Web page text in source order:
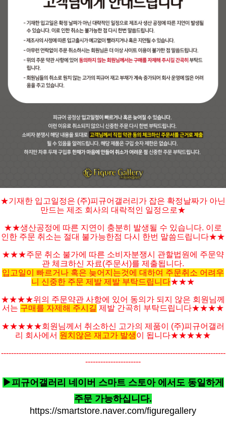
★기재한 입고일정은 (주)피규어갤러리가 잡은 확정날짜가 아닌
만드는 제조 회사의 대락적인 일정으로★
★★생산공정에 따른 지연이 충분히 발생될 수 있습니다. 이로
인한 주문 취소는 절대 불가능한점 다시 한번 말씀드립니다★★
★★★주문 취소 불가에 따른 소비자분쟁시 관할법원에 주문약
관 체크하신 자료(주문서)를 제출됩니다.
입고일이 빠르거나 혹은 늦어지는것에 대하여 주문취소 어려우
니 신중한 주문 제발 제발 부탁드립니다★★★
★★★★위의 주문약관 사항에 있어 동의가 되지 않은 회원님께
서는 구매를 자제해 주시길 제발 간곡히 부탁드립니다★★★★
★★★★★회원님께서 취소하신 고가의 제품이 (주)피규어갤러
리 회사에서 원치않은 재고가 발생이 됩니다★★★★★
-----------------------------------------------------------------------------------------
----------------------
▶피규어갤러리 네이버 스마트 스토아 에서도 동일하게
주문 가능하십니다.
https://smartstore.naver.com/figuregallery